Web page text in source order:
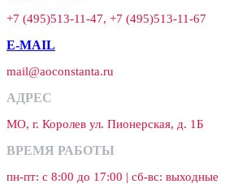
+7 (495)513-11-47, +7 (495)513-11-67
E-MAIL
mail@aoconstanta.ru
АДРЕС
МО, г. Королев ул. Пионерская, д. 1Б
ВРЕМЯ РАБОТЫ
пн-пт: с 8:00 до 17:00 | сб-вс: выходные